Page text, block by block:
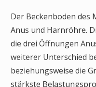
Der Beckenboden des
Anus und Harnröhre.
die drei Öffnungen
weiterer Unterschied
beziehungsweise die
stärkste